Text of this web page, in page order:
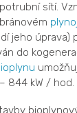
sítí.
jeho úprava)
do
844 kW / hod.